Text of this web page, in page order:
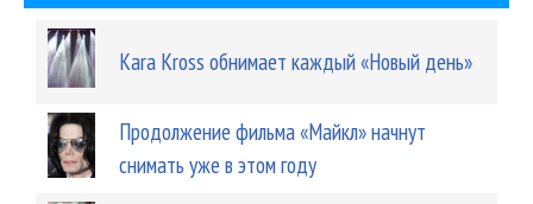
Kara Kross обнимает каждый «Новый день»
Продолжение фильма «Майкл» начнут
снимать уже в этом году